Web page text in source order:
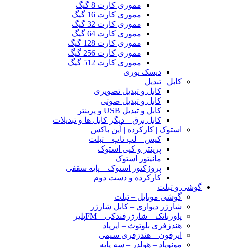
مموری کارت 8 گیگ
مموری کارت 16 گیگ
مموری کارت 32 گیگ
مموری کارت 64 گیگ
مموری کارت 128 گیگ
مموری کارت 256 گیگ
مموری کارت 512 گیگ
دیسک نوری
کابل | تبدیل
کابل و تبدیل تصویری
کابل و تبدیل صوتی
کابل و تبدیل USB و پرینتر
کابل برق – دیگر کابل ها و تبدیلات
استوک | کارکرده | اُپن باکس
کیس – لپ تاپ – تبلت
پرینتر و کپی استوک
مانیتور استوک
پروژکتور استوک – پایه سقفی
کارکرده و دست دوم
گوشی و تبلت
گوشی موبایل – تبلت
شارژر دیواری – کابل شارژر
پاوربانک – شارژرفندکی – FMپلیر
هندزفری بلوتوث – ایرپاد
ایرفون – هندزفری سیمی
مونوپاد – هولدر – سه پایه